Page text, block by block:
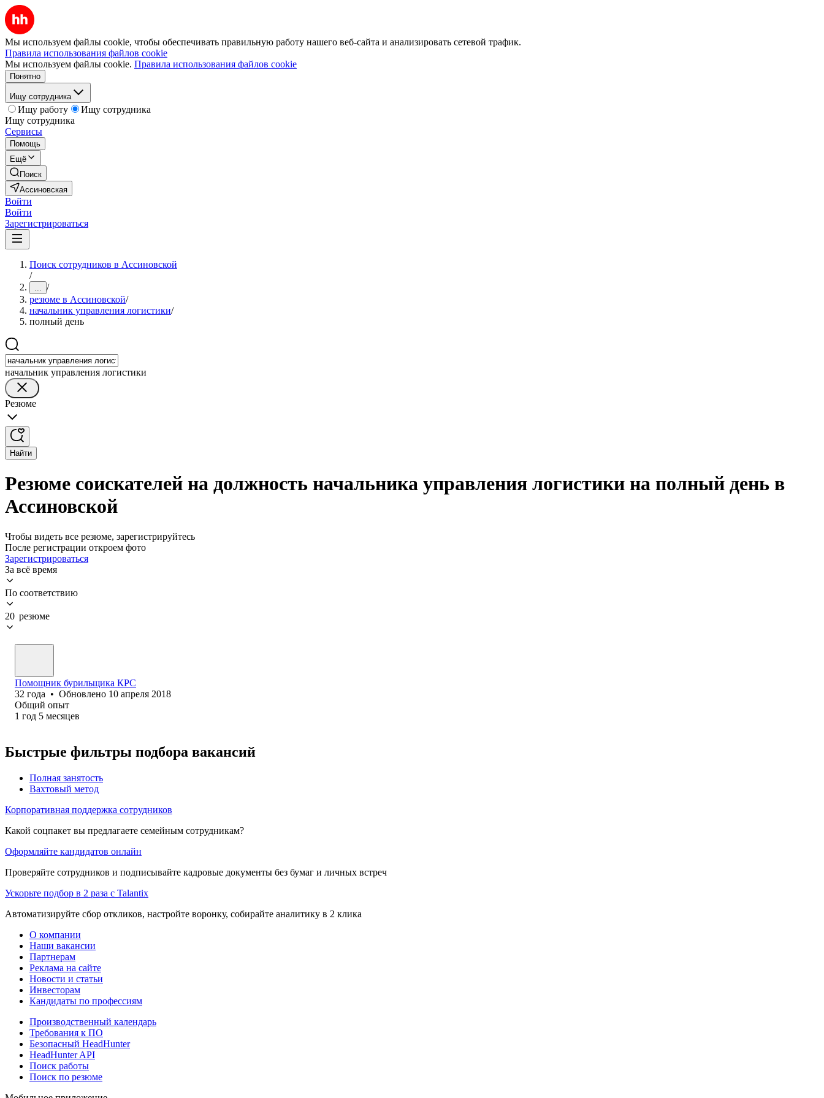
Мы используем файлы cookie, чтобы обеспечивать правильную работу нашего веб-сайта и анализировать сетевой трафик.
Правила использования файлов cookie
Мы используем файлы cookie. Правила использования файлов cookie
Понятно
Ищу сотрудника
Ищу работу
Ищу сотрудника
Ищу сотрудника
Сервисы
Помощь
Ещё
Поиск
Ассиновская
Войти
Войти
Зарегистрироваться
Поиск сотрудников в Ассиновской
/
... /
резюме в Ассиновской/
начальник управления логистики/
полный день
начальник управления логистики
Резюме
Найти
Резюме соискателей на должность начальника управления логистики на полный день в
Ассиновской
Чтобы видеть все резюме, зарегистрируйтесь
После регистрации откроем фото
Зарегистрироваться
За всё время
По соответствию
20 резюме
Помощник бурильщика КРС
32 года • Обновлено 10 апреля 2018
Общий опыт
1 год 5 месяцев
Быстрые фильтры подбора вакансий
Полная занятость
Вахтовый метод
Корпоративная поддержка сотрудников
Какой соцпакет вы предлагаете семейным сотрудникам?
Оформляйте кандидатов онлайн
Проверяйте сотрудников и подписывайте кадровые документы без бумаг и личных встреч
Ускорьте подбор в 2 раза с Talantix
Автоматизируйте сбор откликов, настройте воронку, собирайте аналитику в 2 клика
О компании
Наши вакансии
Партнерам
Реклама на сайте
Новости и статьи
Инвесторам
Кандидаты по профессиям
Производственный календарь
Требования к ПО
Безопасный HeadHunter
HeadHunter API
Поиск работы
Поиск по резюме